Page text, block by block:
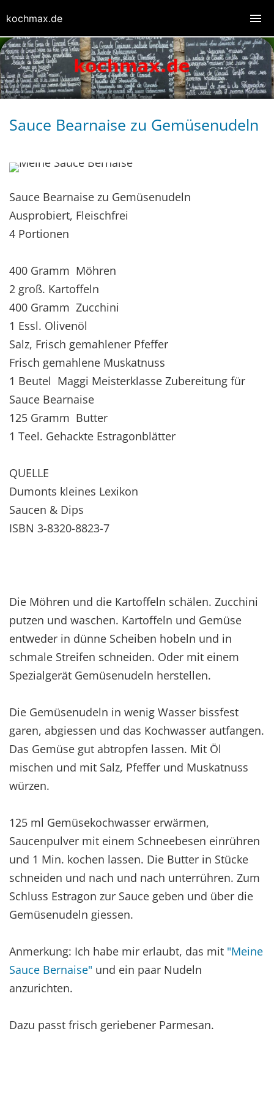
Sauce Bearnaise zu Gemüsenudeln
Sauce Bearnaise zu Gemüsenudeln
Ausprobiert, Fleischfrei
4 Portionen
400 Gramm Möhren
2 groß. Kartoffeln
400 Gramm Zucchini
1 Essl. Olivenöl
Salz, Frisch gemahlener Pfeffer
Frisch gemahlene Muskatnuss
1 Beutel Maggi Meisterklasse Zubereitung für
Sauce Bearnaise
125 Gramm Butter
1 Teel. Gehackte Estragonblätter
QUELLE
Dumonts kleines Lexikon
Saucen & Dips
ISBN 3-8320-8823-7
Die Möhren und die Kartoffeln schälen. Zucchini
putzen und waschen. Kartoffeln und Gemüse
entweder in dünne Scheiben hobeln und in
schmale Streifen schneiden. Oder mit einem
Spezialgerät Gemüsenudeln herstellen.
Die Gemüsenudeln in wenig Wasser bissfest
garen, abgiessen und das Kochwasser autfangen.
Das Gemüse gut abtropfen lassen. Mit Öl
mischen und mit Salz, Pfeffer und Muskatnuss
würzen.
125 ml Gemüsekochwasser erwärmen,
Saucenpulver mit einem Schneebesen einrühren
und 1 Min. kochen lassen. Die Butter in Stücke
schneiden und nach und nach unterrühren. Zum
Schluss Estragon zur Sauce geben und über die
Gemüsenudeln giessen.
Anmerkung: Ich habe mir erlaubt, das mit "Meine
Sauce Bernaise" und ein paar Nudeln
anzurichten.
Dazu passt frisch geriebener Parmesan.
kochmax.de